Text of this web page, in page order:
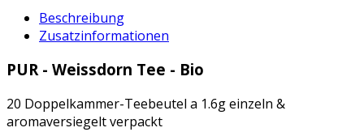
Beschreibung
Zusatzinformationen
PUR - Weissdorn Tee - Bio
20 Doppelkammer-Teebeutel a 1.6g einzeln &
aromaversiegelt verpackt